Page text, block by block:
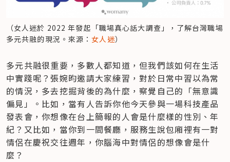
（女人迷於 2022 年發起「職場真心話大調查」，了解台灣職場
多元共融的現況。來源：女人迷）
多元共融很重要，多數人都知道，但我們該如何在生活
中實踐呢？張婉昀邀請大家練習，對於日常中習以為常
的情況，多去挖掘背後的為什麼，察覺自己的「無意識
偏見」。比如，當有人告訴你他今天參與一場科技產品
發表會，你想像在台上簡報的人會是什麼樣的性別、年
紀？又比如，當你到一間餐廳，服務生說包廂裡有一對
情侶在慶祝交往週年，你腦海中對情侶的想像會是什
麼？